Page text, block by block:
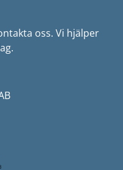
oss. Vi hjälper